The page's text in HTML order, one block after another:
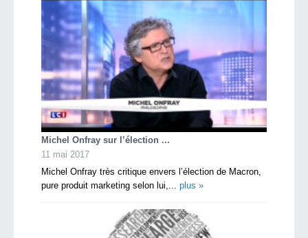
Michel Onfray sur l’élection ...
11 mai 2017
Michel Onfray très critique envers l’élection de Macron,
pure produit marketing selon lui,... plus »